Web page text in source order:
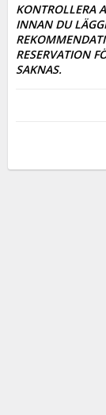
KONTROLLERA
INNAN DU
RESERVATION
SAKNAS.